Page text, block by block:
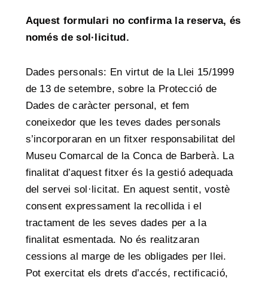
Aquest formulari no confirma la reserva, és
només de sol·licitud.
Dades personals: En virtut de la Llei 15/1999
de 13 de setembre, sobre la Protecció de
Dades de caràcter personal, et fem
coneixedor que les teves dades personals
s’incorporaran en un fitxer responsabilitat del
Museu Comarcal de la Conca de Barberà. La
finalitat d’aquest fitxer és la gestióadequada
del servei sol ·licitat. En aquest sentit, vostè
consent expressament la recollida i el
tractament de les seves dades per a la
finalitat esmentada. No és realitzaran
cessions al marge de les obligades per llei.
Pot exercitat els drets d’accés, rectificació,